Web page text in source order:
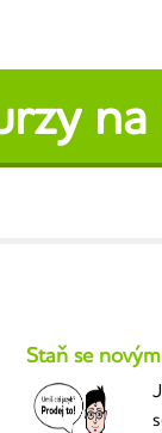
Staň se